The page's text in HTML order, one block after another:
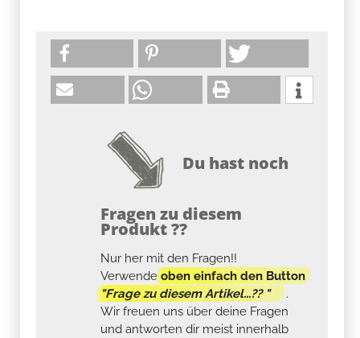
Du hast noch
Fragen zu diesem
Produkt ??
Nur her mit den Fragen!!
Verwendeoben einfach den Button
"Frage zu diesem Artikel...?? "
.
Wir freuen uns über deine Fragen
und antworten dir meist innerhalb